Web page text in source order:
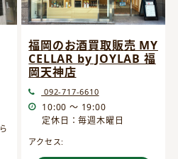
福岡のお酒買取販売 MY
CELLAR by JOYLAB 福
岡天神店
092-717-6610
10:00 ～ 19:00
定休日：毎週木曜日
アクセス: